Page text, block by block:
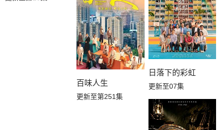
百味人生
更新至第251集
日落下的彩虹
更新至07集